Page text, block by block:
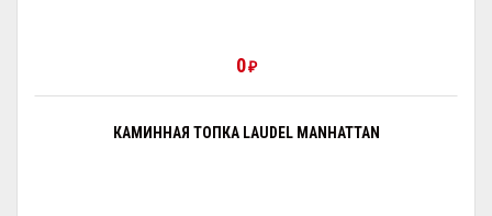
0₽
КАМИННАЯ ТОПКА LAUDEL MANHATTAN